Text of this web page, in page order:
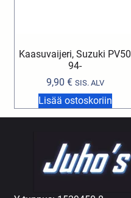
Kaasuvaijeri, Suzuki PV50
94-
9,90 € SIS. ALV
Lisää ostoskoriin